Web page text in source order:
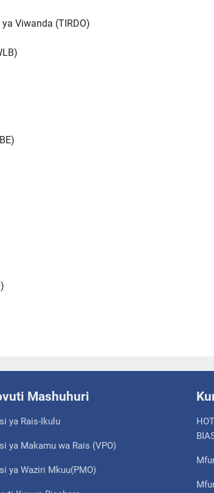
Viwanda (TIRDO)
Mashuhuri
ya Rais-Ikulu
ya Makamu wa Rais (VPO)
ya Waziri Mkuu(PMO)